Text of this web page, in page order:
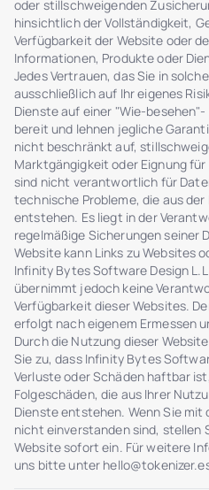
oder stillschweigenden
hinsichtlich der Vollständigkeit,
Verfügbarkeit der Website oder
Informationen, Produkte oder
Jedes Vertrauen, das Sie in
ausschließlich auf Ihr eigenes
Dienste auf einer "Wie-
bereit und lehnen jegliche
nicht beschränkt auf,
Marktgängigkeit oder Eignung
sind nicht verantwortlich für
technische Probleme, die aus
entstehen. Es liegt in der
regelmäßige Sicherungen seiner
Website kann Links zu Websites
Infinity Bytes Software Design
übernimmt jedoch keine
Verfügbarkeit dieser Websites.
erfolgt nach eigenem Ermessen
Durch die Nutzung dieser
Sie zu, dass Infinity Bytes
Verluste oder Schäden haftbar
Folgeschäden, die aus Ihrer
Dienste entstehen. Wenn Sie
nicht einverstanden sind, stellen
Website sofort ein. Für weitere
uns bitte unter